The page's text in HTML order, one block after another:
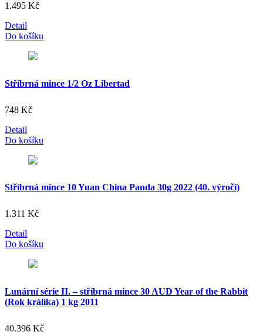
1.495 Kč
Detail
Do košíku
Stříbrná mince 1/2 Oz Libertad
748 Kč
Detail
Do košíku
Stříbrná mince 10 Yuan China Panda 30g 2022 (40. výročí)
1.311 Kč
Detail
Do košíku
Lunární série II. – stříbrná mince 30 AUD Year of the Rabbit
(Rok králíka) 1 kg 2011
40.396 Kč